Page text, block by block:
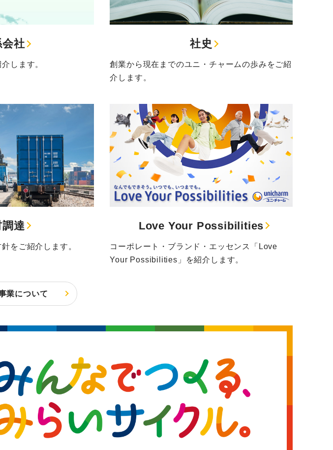
会社
します。
社史
創業から現在までのユニ・チャームの歩みをご紹
介します。
達
をご紹介します。
Love Your Possibilities
コーポレート・ブランド・エッセンス「Love
Your Possibilities」を紹介します。
業について